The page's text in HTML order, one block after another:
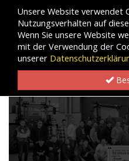
Unsere Website verwendet
Nutzungsverhalten auf
Wenn Sie unsere Website
mit der Verwendung der
unserer